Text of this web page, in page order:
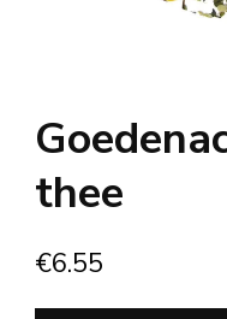
thee
€6.55